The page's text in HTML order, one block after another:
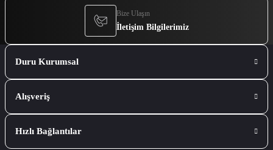
Bize Ulaşın
İletişim Bilgilerimiz
Duru Kurumsal
Alışveriş
Hızlı Bağlantılar